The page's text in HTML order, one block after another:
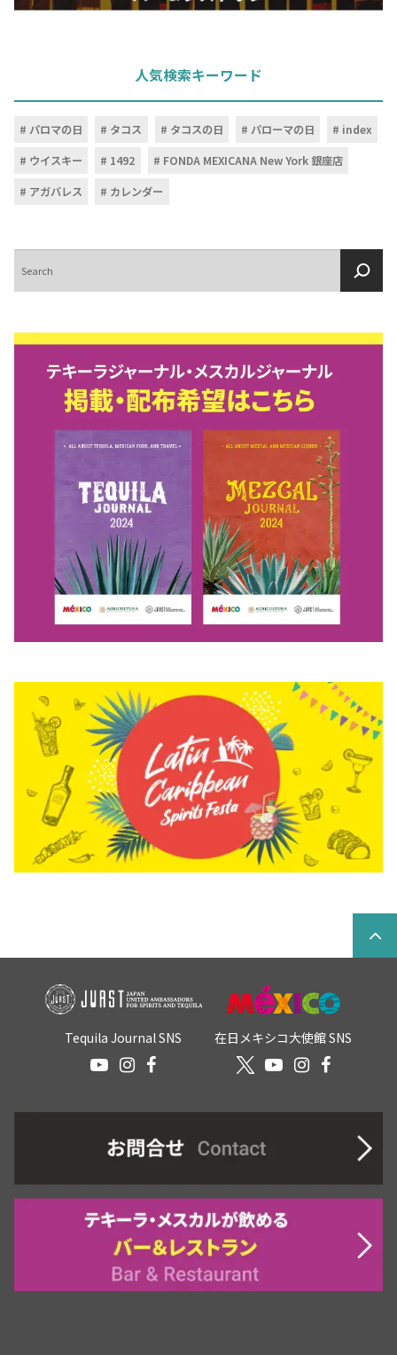
人気検索キーワード
パロマの日 タコス タコスの日 パローマの日
index
ウイスキー
1492
FONDA MEXICANA New York 銀座店
アガバレス
カレンダー
索
Tequila Journal SNS 在日メキシコ大使館 SNS